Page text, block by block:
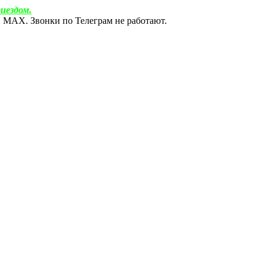
МАХ. Звонки по Телеграм не работают.